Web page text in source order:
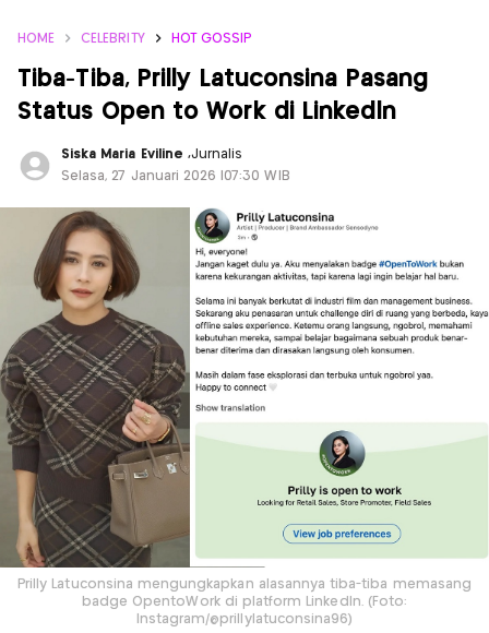
HOME CELEBRITY HOT GOSSIP
Tiba-Tiba, Prilly Latuconsina Pasang
Status Open to Work di Linkedln
Siska Maria Eviline ,Jurnalis
Selasa, 27 Januari 2026 |07:30 WIB
Prilly Latuconsina mengungkapkan alasannya tiba-tiba memasang
badge OpentoWork di platform Linkedln. (Foto:
Instagram/@prillylatuconsina96)